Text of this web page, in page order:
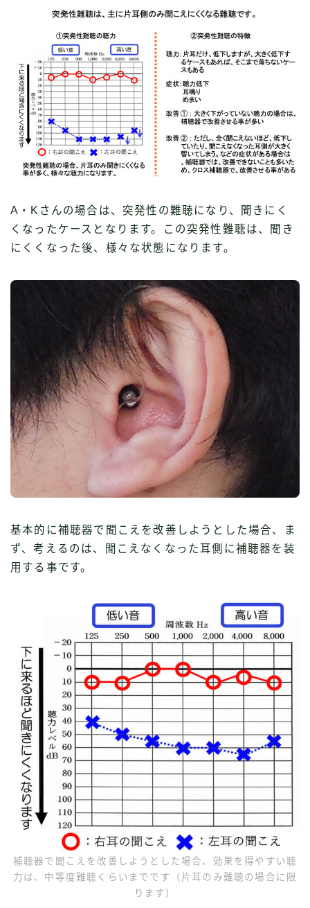
A・Kさんの場合は、突発性の難聴になり、聞きにく
くなったケースとなります。この突発性難聴は、聞き
にくくなった後、様々な状態になります。
基本的に補聴器で聞こえを改善しようとした場合、ま
ず、考えるのは、聞こえなくなった耳側に補聴器を装
用する事です。
補聴器で聞こえを改善しようとした場合、効果を得やすい聴
力は、中等度難聴くらいまでです（片耳のみ難聴の場合に限
ります）